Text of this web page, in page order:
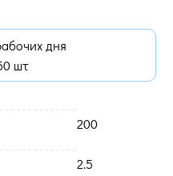
дня
шт
200
2.5